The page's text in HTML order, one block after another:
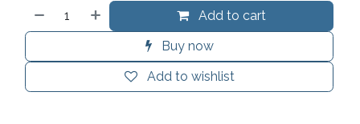
Add to cart
Buy now
Add to wishlist